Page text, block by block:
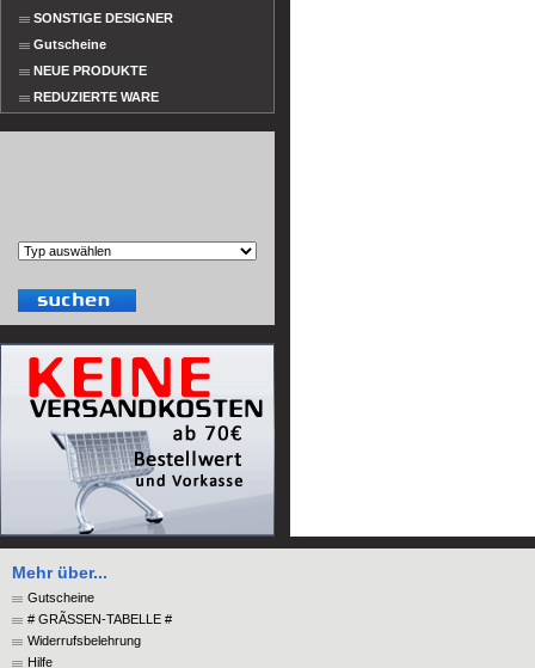
SONSTIGE DESIGNER
Gutscheine
NEUE PRODUKTE
REDUZIERTE WARE
Mehr über...
Gutscheine
# GRÃSSEN-TABELLE #
Widerrufsbelehrung
Hilfe